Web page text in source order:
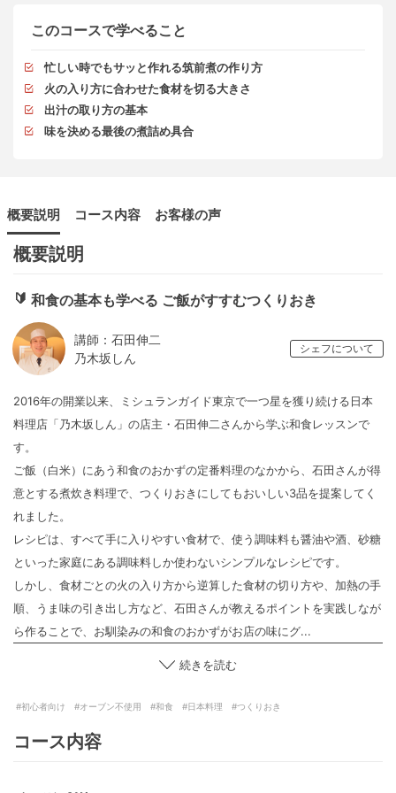
このコースで学べること
忙しい時でもサッと作れる筑前煮の作り方
火の入り方に合わせた食材を切る大きさ
出汁の取り方の基本
味を決める最後の煮詰め具合
概要説明 コース内容 お客様の声
概要説明
🔰 和食の基本も学べる ご飯がすすむつくりおき
講師：石田伸二
乃木坂しん
シェフについて
2016年の開業以来、ミシュランガイド東京で一つ星を獲り続ける日本
料理店「乃木坂しん」の店主・石田伸二さんから学ぶ和食レッスンで
す。
ご飯（白米）にあう和食のおかずの定番料理のなかから、石田さんが得
意とする煮炊き料理で、つくりおきにしてもおいしい3品を提案してく
れました。
レシピは、すべて手に入りやすい食材で、使う調味料も醤油や酒、砂糖
といった家庭にある調味料しか使わないシンプルなレシピです。
しかし、食材ごとの火の入り方から逆算した食材の切り方や、加熱の手
順、うま味の引き出し方など、石田さんが教えるポイントを実践しなが
ら作ることで、お馴染みの和食のおかずがお店の味にグ...
続きを読む
#初心者向け #オーブン不使用 #和食 #日本料理 #つくりおき
コース内容